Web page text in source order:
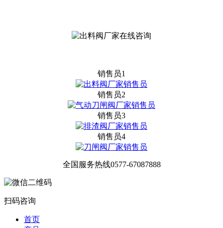
销售员1
销售员2
销售员3
销售员4
全国服务热线0577-67087888
扫码咨询
首页